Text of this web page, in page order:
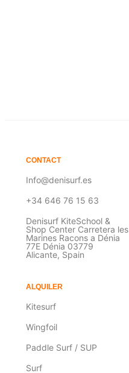
CONTACT
Info@denisurf.es
+34 646 76 15 63
Denisurf KiteSchool &
Shop Center Carretera les
Marines Racons a Dénia
77E Dénia 03779
Alicante, Spain
ALQUILER
Kitesurf
Wingfoil
Paddle Surf / SUP
Surf